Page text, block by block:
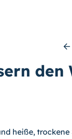
den
heiße,